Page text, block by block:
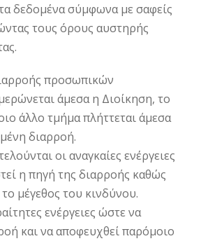
δεδομένα σύμφωνα με σαφείς
τους όρους αυστηρής
προσωπικών
άμεσα η Διοίκηση, το
άλλο τμήμα πλήττεται άμεσα
διαρροή.
οι αναγκαίες ενέργειες
η πηγή της διαρροής καθώς
το μέγεθος του κινδύνου.
ενέργειες ώστε να
και να αποφευχθεί παρόμοιο